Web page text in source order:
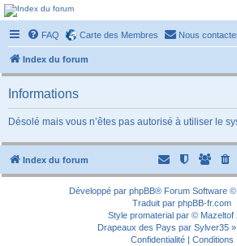
Forum-passionnement
Le forum des passionnés de trains miniature, de petites
FAQ Carte des Membres Nous
Index du forum
Informations
Désolé mais vous n’êtes pas autorisé à utiliser le
Index du forum
Développé par phpBB® Forum Software ©
Traduit par phpBB-fr.com
Style promaterial par © Mazeltof
Drapeaux des Pays par Sylver35
Confidentialité| Conditions